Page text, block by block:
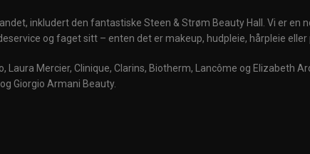
inkludert den fantastiske Steen & Strøm Beauty Hall. Vi er en
og faget sitt – enten det er makeup, hudpleie, hårpleie eller
Mercier, Clinique, Clarins, Biotherm, Lancôme og Elizabeth
Giorgio Armani Beauty.